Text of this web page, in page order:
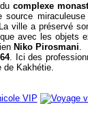
complexe
La ville a préservé
avec les objets
Niko Pirosmani.
. Ici des
de Kakhétie.